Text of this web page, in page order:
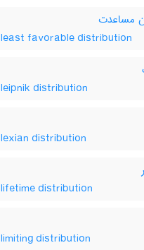
مساعدت
least favorable distribution
leipnik distribution
lexian distribution
lifetime distribution
limiting distribution